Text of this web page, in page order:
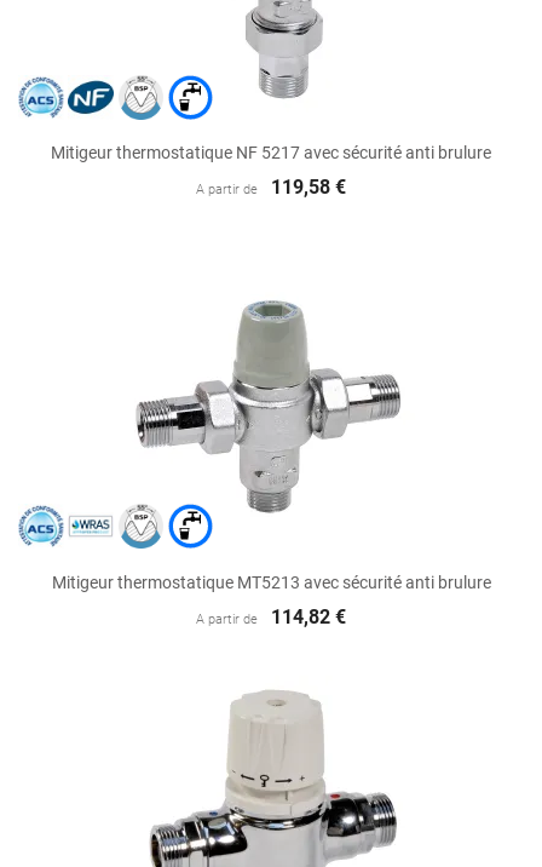
Mitigeur thermostatique NF 5217 avec sécurité anti brulure
A partir de 119,58 €
Mitigeur thermostatique MT5213 avec sécurité anti brulure
A partir de 114,82 €